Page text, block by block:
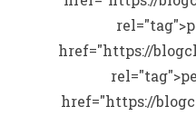
href="https://
href="https://